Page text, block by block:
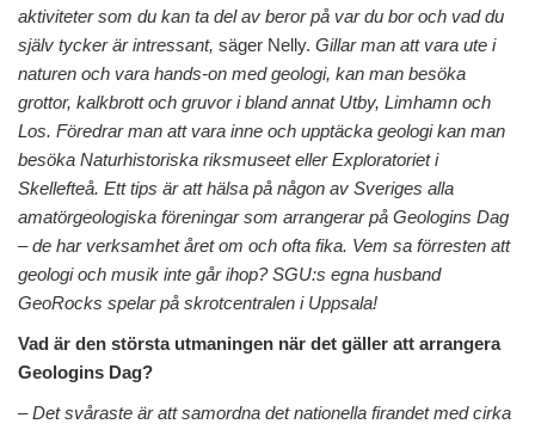
aktiviteter som du kan ta del av beror på var du bor och vad du
själv tycker är intressant, säger Nelly. Gillar man att vara ute i
naturen och vara hands-on med geologi, kan man besöka
grottor, kalkbrott och gruvor i bland annat Utby, Limhamn och
Los. Föredrar man att vara inne och upptäcka geologi kan man
besöka Naturhistoriska riksmuseet eller Exploratoriet i
Skellefteå. Ett tips är att hälsa på någon av Sveriges alla
amatörgeologiska föreningar som arrangerar på Geologins Dag
– de har verksamhet året om och ofta fika. Vem sa förresten att
geologi och musik inte går ihop? SGU:s egna husband
GeoRocks spelar på skrotcentralen i Uppsala!
Vad är den största utmaningen när det gäller att arrangera
Geologins Dag?
– Det svåraste är att samordna det nationella firandet med cirka